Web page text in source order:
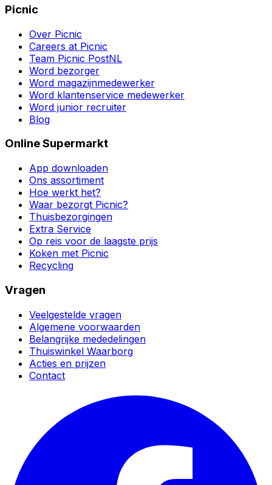
Picnic
Over Picnic
Careers at Picnic
Team Picnic PostNL
Word bezorger
Word magazijnmedewerker
Word klantenservice medewerker
Word junior recruiter
Blog
Online Supermarkt
App downloaden
Ons assortiment
Hoe werkt het?
Waar bezorgt Picnic?
Thuisbezorgingen
Extra Service
Op reis voor de laagste prijs
Koken met Picnic
Recycling
Vragen
Veelgestelde vragen
Algemene voorwaarden
Belangrijke mededelingen
Thuiswinkel Waarborg
Acties en prijzen
Contact